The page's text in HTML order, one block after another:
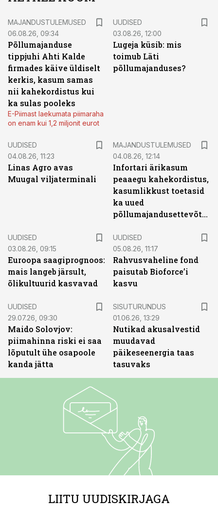
MAJANDUSTULEMUSED
06.08.26, 09:34
Põllumajanduse
tippjuhi Ahti Kalde
firmades käive üldiselt
kerkis, kasum samas
nii kahekordistus kui
ka sulas pooleks
E-Piimast laekumata piimaraha
on enam kui 1,2 miljonit eurot
UUDISED
03.08.26, 12:00
Lugeja küsib: mis
toimub Läti
põllumajanduses?
UUDISED
04.08.26, 11:23
Linas Agro avas
Muugal viljaterminali
MAJANDUSTULEMUSED
04.08.26, 12:14
Infortari ärikasum
peaaegu kahekordistus,
kasumlikkust toetasid
ka uued
põllumajandusettevõtted
UUDISED
03.08.26, 09:15
Euroopa saagiprognoos:
mais langeb järsult,
õlikultuurid kasvavad
UUDISED
05.08.26, 11:17
Rahvusvaheline fond
paisutab Bioforce’i
kasvu
UUDISED
29.07.26, 09:30
Maido Solovjov:
piimahinna riski ei saa
lõputult ühe osapoole
kanda jätta
SISUTURUNDUS
01.06.26, 13:29
Nutikad akusalvestid
muudavad
päikeseenergia taas
tasuvaks
LIITU UUDISKIRJAGA